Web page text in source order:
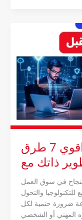
تعلم مهارات المستقبل اقوي 7 طرق
في سوق العمل
للتكنولوجيا والتحول
ضرورة حتمية لكل
اقوي
7
طرق
فعالة
لتطوير
ذاتك
مع
IMB